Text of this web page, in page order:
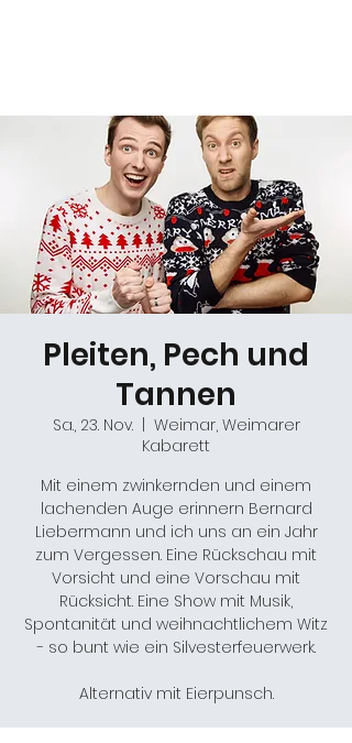
Pleiten, Pech und
Tannen
Sa., 23. Nov.
  |
Weimar, Weimarer
Kabarett
Mit einem zwinkernden und einem
lachenden Auge erinnern Bernard
Liebermann und ich uns an ein Jahr
zum Vergessen. Eine Rückschau mit
Vorsicht und eine Vorschau mit
Rücksicht. Eine Show mit Musik,
Spontanität und weihnachtlichem Witz
- so bunt wie ein Silvesterfeuerwerk.
Alternativ mit Eierpunsch.